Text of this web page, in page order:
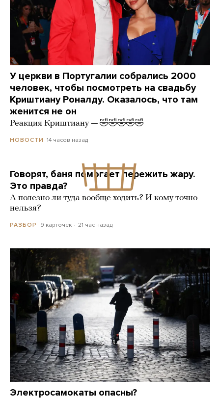
У церкви в Португалии собрались 2000
человек, чтобы посмотреть на свадьбу
Криштиану Роналду. Оказалось, что там
женится не он
Реакция Криштиану — 🤣🤣🤣🤣🤣
НОВОСТИ 14 часов назад
Говорят, баня помогает пережить жару.
Это правда?
А полезно ли туда вообще ходить? И кому точно
нельзя?
РАЗБОР 9 карточек 21 час назад
Электросамокаты опасны?